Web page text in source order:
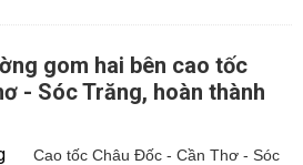
gom hai bên cao tốc
- Sóc Trăng, hoàn thành
Cao tốc Châu Đốc - Cần Thơ - Sóc